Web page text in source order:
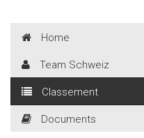
Home
Team Schweiz
Classement
Documents